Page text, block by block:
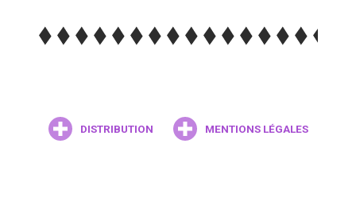
DISTRIBUTION MENTIONS LÉGALES